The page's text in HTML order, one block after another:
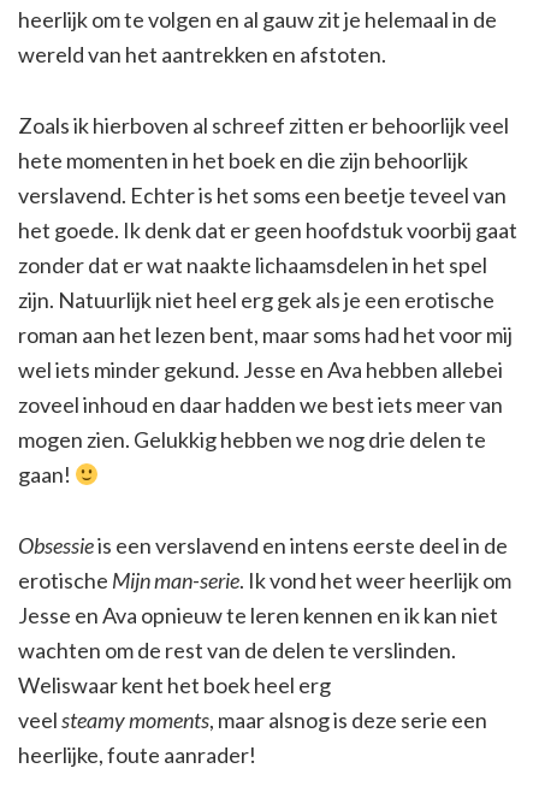
heerlijk om te volgen en al gauw zit je helemaal in de
wereld van het aantrekken en afstoten.
Zoals ik hierboven al schreef zitten er behoorlijk veel
hete momenten in het boek en die zijn behoorlijk
verslavend. Echter is het soms een beetje teveel van
het goede. Ik denk dat er geen hoofdstuk voorbij gaat
zonder dat er wat naakte lichaamsdelen in het spel
zijn. Natuurlijk niet heel erg gek als je een erotische
roman aan het lezen bent, maar soms had het voor mij
wel iets minder gekund. Jesse en Ava hebben allebei
zoveel inhoud en daar hadden we best iets meer van
mogen zien. Gelukkig hebben we nog drie delen te
gaan!
Obsessieis een verslavend en intens eerste deel in de
erotische Mijn man-serie. Ik vond het weer heerlijk om
Jesse en Ava opnieuw te leren kennen en ik kan niet
wachten om de rest van de delen te verslinden.
Weliswaar kent het boek heel erg
veelsteamymoments, maar alsnog is deze serie een
heerlijke, foute aanrader!